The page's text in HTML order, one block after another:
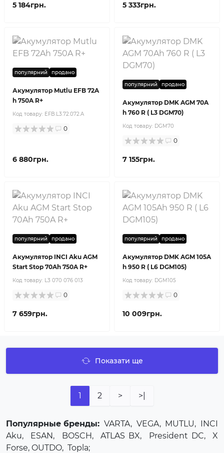
5 184грн. 5 333грн.
популярний продано
Акумулятор Mutlu EFB 72A
h 750A R+
Код товару: EFB.L3.72.072.A
0
6 880грн.
популярний продано
Акумулятор DMK AGM 70A
h 760 R ( L3 DGM70)
Код товару: DGM70
0
7 155грн.
популярний продано
Акумулятор INCI Aku AGM
Start Stop 70Ah 750A R+
Код товару: L3 070 076 013
0
7 659грн.
популярний продано
Акумулятор DMK AGM 105A
h 950 R ( L6 DGM105)
Код товару: DGM105
0
10 009грн.
Показати ще
1 2 > >|
Популярные бренды: VARTA, VEGA, MUTLU, INCI
Aku, ESAN, BOSCH,ATLAS BX, President DC,X
Forse, OUTDO, Topla;